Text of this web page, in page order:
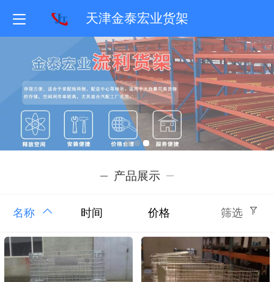
天津金泰宏业货架
产品展示
名称 时间 价格 筛选